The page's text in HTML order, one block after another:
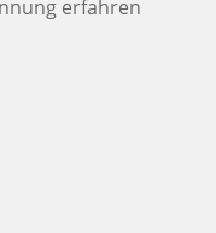
erfahren